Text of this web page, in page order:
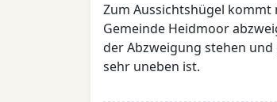
Zum Aussichtshügel
Gemeinde Heidmoor
der Abzweigung stehen
sehr uneben ist.